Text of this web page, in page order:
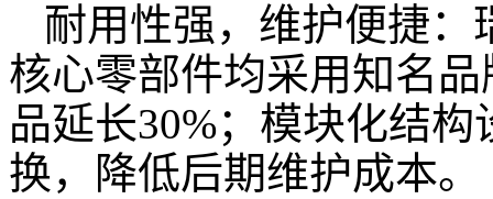
耐用性强，维护便捷：
核心零部件均采用知名
品延长30%；模块化结
换，降低后期维护成本。